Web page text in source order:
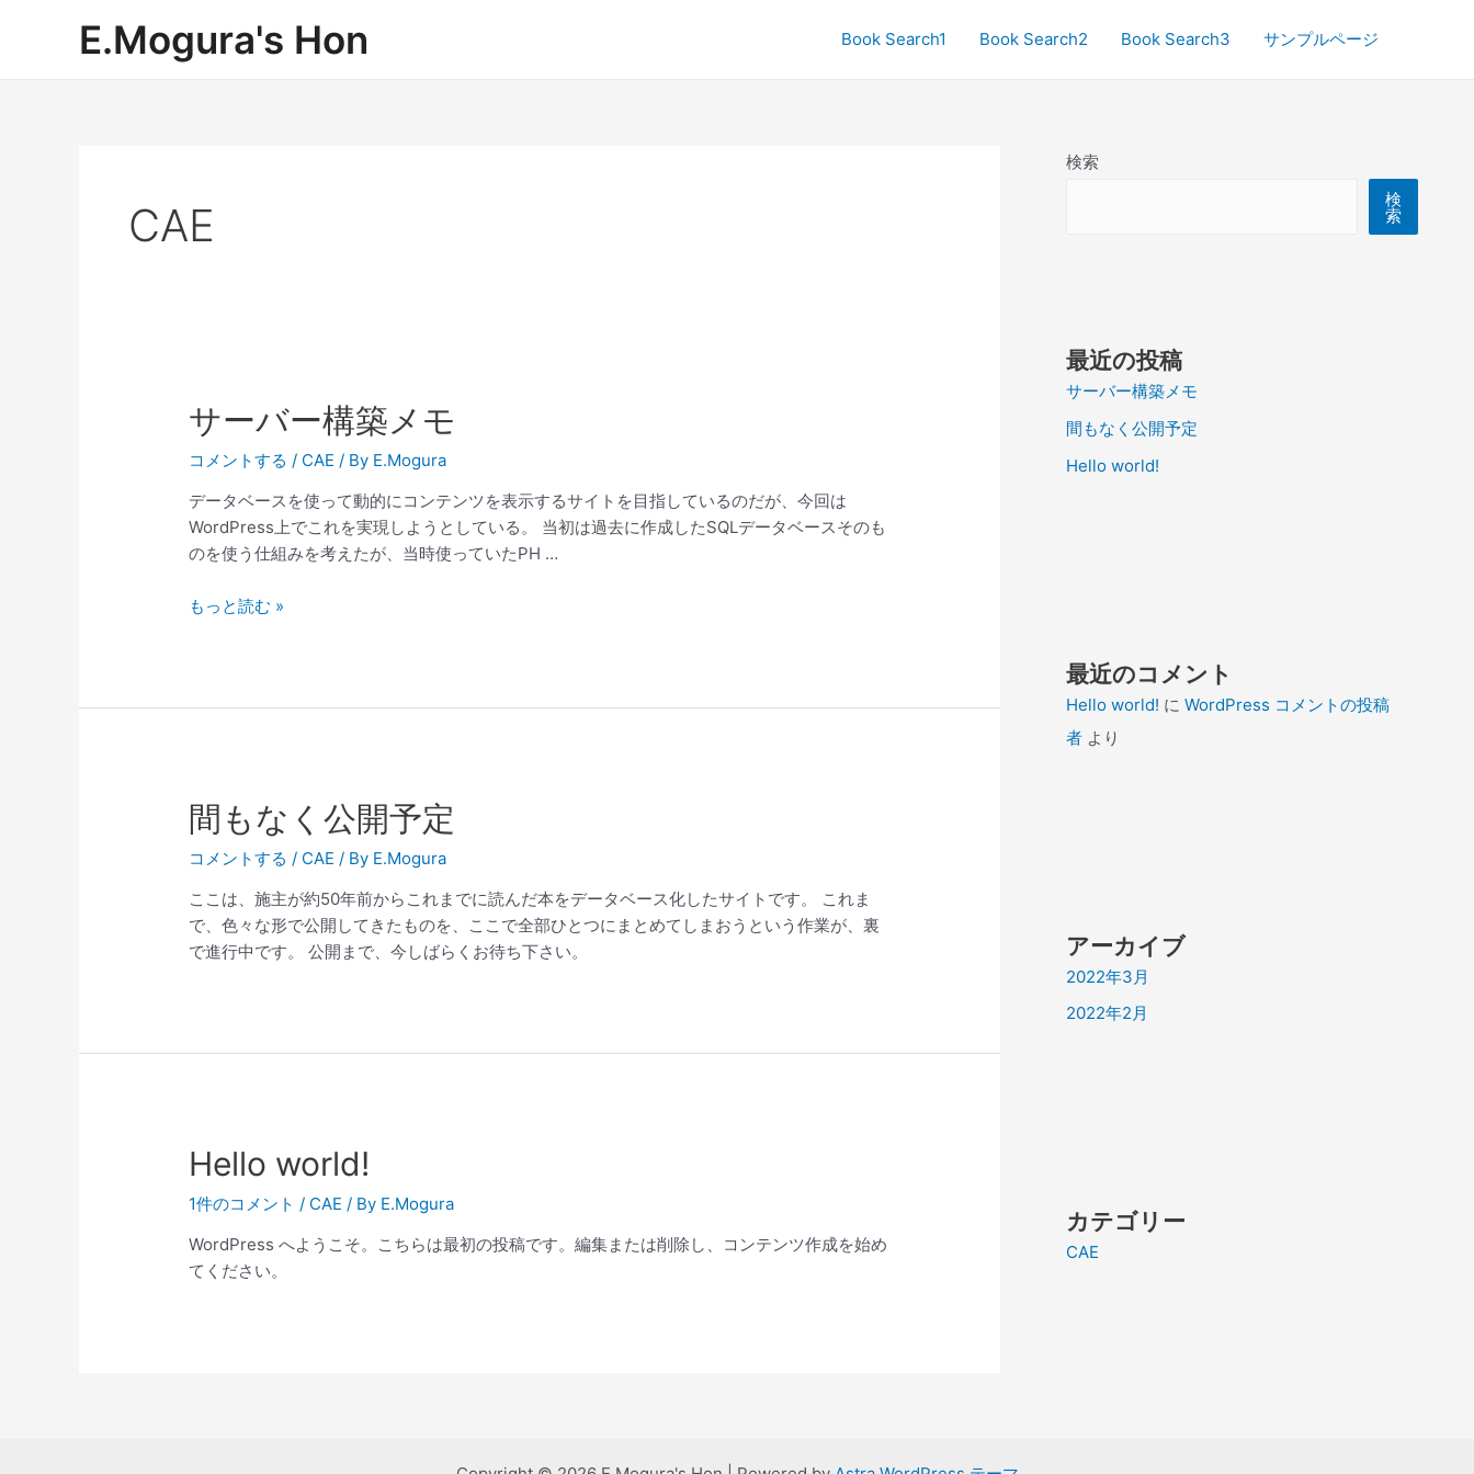
E.Mogura's Hon Book Search1 Book Search2 Book Search3 サンプルページ
CAE
サーバー構築メモ
コメントする / CAE / By E.Mogura
データベースを使って動的にコンテンツを表示するサイトを目指しているのだが、今回は
WordPress上でこれを実現しようとしている。 当初は過去に作成したSQLデータベースそのも
のを使う仕組みを考えたが、当時使っていたPH …
サ
構
もっと読む »
間もなく公開予定
コメントする / CAE / By E.Mogura
ここは、施主が約50年前からこれまでに読んだ本をデータベース化したサイトです。 これま
で、色々な形で公開してきたものを、ここで全部ひとつにまとめてしまおうという作業が、裏
で進行中です。 公開まで、今しばらくお待ち下さい。
Hello world!
1件のコメント / CAE / By E.Mogura
WordPress へようこそ。こちらは最初の投稿です。編集または削除し、コンテンツ作成を始め
てください。
検索
検
索
最近の投稿
サーバー構築メモ
間もなく公開予定
Hello world!
最近のコメント
Hello world! に WordPress コメントの投稿
者 より
アーカイブ
2022年3月
2022年2月
カテゴリー
CAE